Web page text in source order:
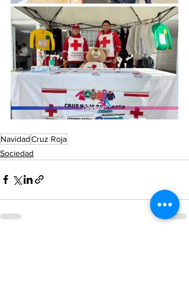
NavidadCruz Roja
Sociedad